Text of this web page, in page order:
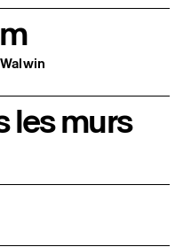
les murs